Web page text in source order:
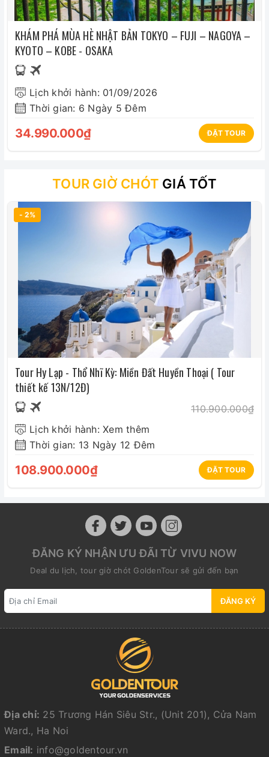
KHÁM PHÁ MÙA HÈ NHẬT BẢN TOKYO – FUJI – NAGOYA –
KYOTO – KOBE - OSAKA
Lịch khởi hành: 01/09/2026
Thời gian: 6 Ngày 5 Đêm
34.990.000₫ ĐẶT TOUR
TOUR GIỜ CHÓT GIÁ TỐT
- 2%
Tour Hy Lạp - Thổ Nhĩ Kỳ: Miền Đất Huyền Thoại ( Tour
thiết kế 13N/12Đ)
110.900.000₫
Lịch khởi hành: Xem thêm
Thời gian: 13 Ngày 12 Đêm
108.900.000₫ ĐẶT TOUR
ĐĂNG KÝ NHẬN ƯU ĐÃI TỪ VIVU NOW
Deal du lịch, tour giờ chót GoldenTour sẽ gửi đến bạn
ĐĂNG KÝ
Địa chỉ: 25 Trương Hán Siêu Str., (Unit 201), Cửa Nam
Ward., Ha Noi
Email: info@goldentour.vn